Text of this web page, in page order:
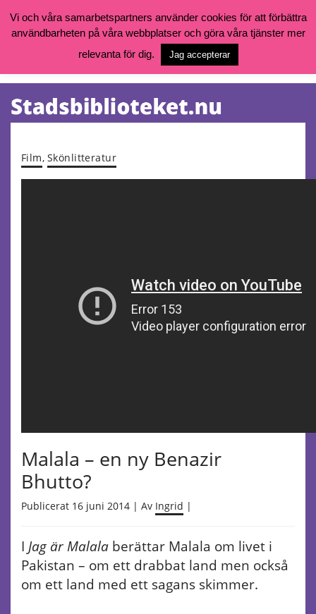
Vill du söka böcker, logga in på ditt bibliotekskonto eller nå övriga
goteborg.se/bibliotek
Öppettider, katalog och kontakt
Tjänster
Film, Skönlitteratur
Malala – en ny Benazir
Bhutto?
Publicerat 16 juni 2014 | Av Ingrid |
I Jag är Malala berättar Malala om livet i
Pakistan – om ett drabbat land men också
om ett land med ett sagans skimmer.
Vi och våra samarbetspartners använder cookies för att förbättra
användbarheten på våra webbplatser och göra våra tjänster mer
relevanta för dig.
Jag accepterar